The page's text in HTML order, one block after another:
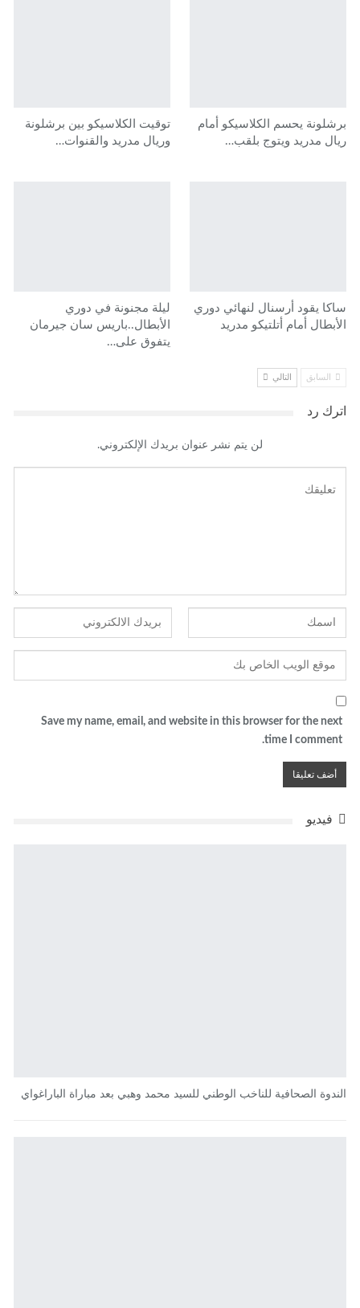
برشلونة يحسم الكلاسيكو أمام
ريال مدريد ويتوج بلقب…
توقيت الكلاسيكو بين برشلونة
وريال مدريد والقنوات…
ساكا يقود أرسنال لنهائي دوري
الأبطال أمام أتلتيكو مدريد
ليلة مجنونة في دوري
الأبطال..باريس سان جيرمان
يتفوق على…
السابق التالي
اترك رد
لن يتم نشر عنوان بريدك الإلكتروني.
Save my name, email, and website in this browser for the next
time I comment.
فيديو
الندوة الصحافية للناخب الوطني للسيد محمد وهبي بعد مباراة الباراغواي